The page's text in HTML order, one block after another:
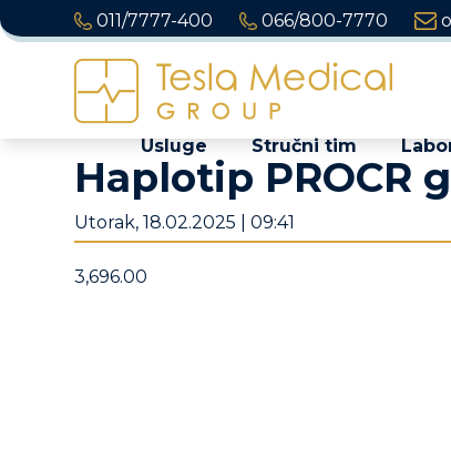
011/7777-400 066/800-7770
Usluge Stručni tim
Haplotip PROCR
Utorak, 18.02.2025 | 09:41
3,696.00